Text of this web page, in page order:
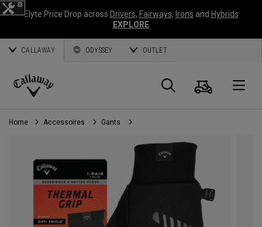
Elyte Price Drop across Drivers, Fairways, Irons and Hybrids
EXPLORE
CALLAWAY ODYSSEY OUTLET
Callaway
Golf
Panier
Home Accessoires Gants